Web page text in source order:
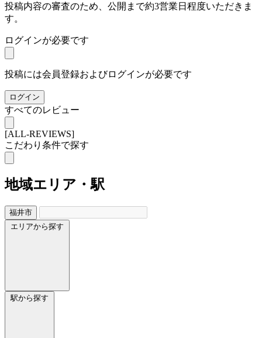
投稿内容の審査のため、公開まで約3営業日程度いただきま
す。
ログインが必要です
投稿には会員登録およびログインが必要です
ログイン
すべてのレビュー
[ALL-REVIEWS]
こだわり条件で探す
地域エリア・駅
福井市
エリアから探す
駅から探す